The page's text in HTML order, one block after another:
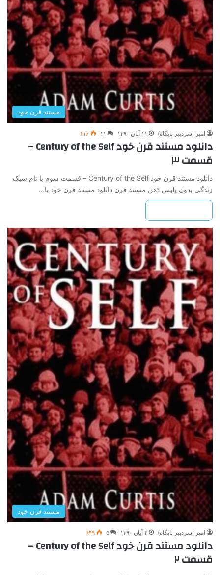
مستند قرن خود
امیر (سردبیر پایگاه) ۱۱ آبان ۱۳۹۰ ۱۱ ۶۱۶
دانلود مستند قرن خود Century of the Self –
قسمت ۳
دانلود مستند قرن خود Century of the Self – قسمت سوم با نام سبک
زندگی بدون پلیس ذهن مستند قرن دانلود مستند قرن خود با…
مستند قرن خود
امیر (سردبیر پایگاه) ۴ آبان ۱۳۹۰ ۵ ۶۴۹
دانلود مستند قرن خود Century of the Self –
قسمت ۲